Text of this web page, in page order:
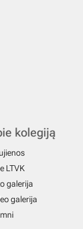
kolegiją
LTVK
galerija
galerija